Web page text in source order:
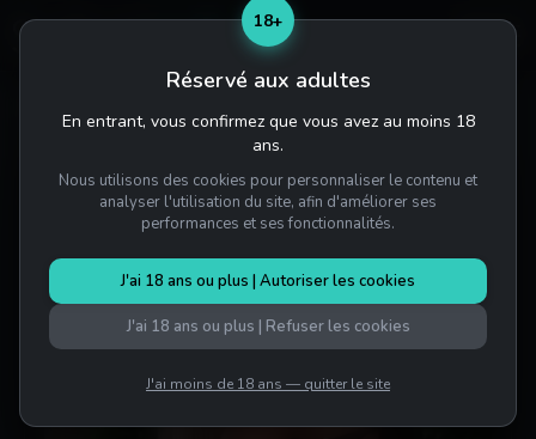
À définir
18+
Réservé aux adultes
En entrant, vous confirmez que vous avez au moins 18
ans.
Nous utilisons des cookies pour personnaliser le contenu et
analyser l'utilisation du site, afin d'améliorer ses
performances et ses fonctionnalités.
J'ai 18 ans ou plus | Autoriser les cookies
J'ai 18 ans ou plus | Refuser les cookies
J'ai moins de 18 ans — quitter le site